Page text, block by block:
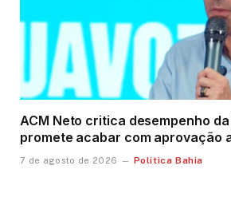
ACM Neto critica desempenho
promete acabar com aprovação
7 de agosto de 2026 Política Bahia